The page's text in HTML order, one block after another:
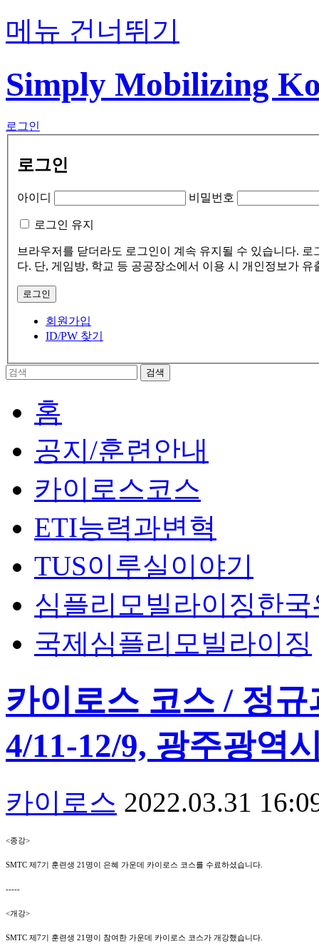
메뉴 건너뛰기
Simply Mobilizing
로그인
로그인
아이디 비밀번호
로그인 유지
브라우저를 닫더라도 로그인이 계속 유지될 수 있습니다.
다. 단, 게임방, 학교 등 공공장소에서 이용 시 개인정보가
회원가입
ID/PW 찾기
홈
공지/훈련안내
카이로스코스
ETI능력과변혁
TUS이루실이야기
심플리모빌라이징한
국제심플리모빌라이징
카이로스 코스 / 정
4/11-12/9, 광주광역
카이로스 2022.03.31
<종강>
SMTC 제7기 훈련생 21명이 은혜 가운데 카이로스 코스를 수료하셨습니다.
-----
<개강>
SMTC 제7기 훈련생 21명이 참여한 가운데 카이로스 코스가 개강했습니다.